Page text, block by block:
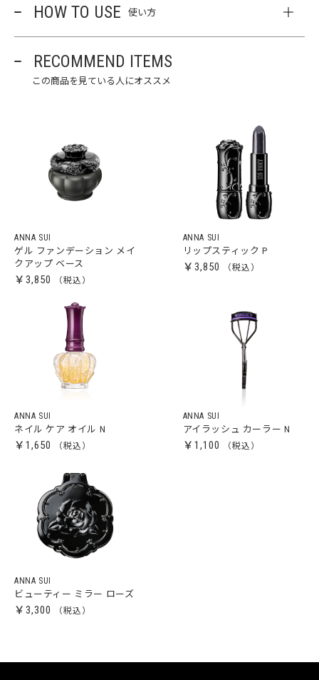
HOW TO USE 使い方
RECOMMEND ITEMS
この商品を見ている人にオススメ
ANNA SUI
ゲル ファンデーション メイ
クアップ ベース
￥3,850
ANNA SUI
リップスティック P
￥3,850
ANNA SUI
ネイル ケア オイル N
￥1,650
ANNA SUI
アイラッシュ カーラー N
￥1,100
ANNA SUI
ビューティー ミラー ローズ
￥3,300